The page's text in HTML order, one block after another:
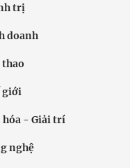
trị
doanh
thao
giới
hóa - Giải trí
nghệ